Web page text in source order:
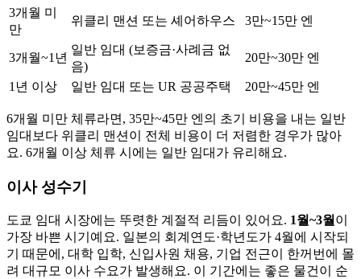
3개월 미
만
위클리 맨션 또는 셰어하우스 3만~15만 엔
3개월~1년
일반 임대 (보증금·사례금 없
음)
20만~30만 엔
1년 이상 일반 임대 또는 UR 공공주택 20만~45만 엔
6개월 미만 체류라면, 35만~45만 엔의 초기 비용을 내는 일반
임대보다 위클리 맨션이 전체 비용이 더 저렴한 경우가 많아
요. 6개월 이상 체류 시에는 일반 임대가 유리해요.
이사 성수기
도쿄 임대 시장에는 뚜렷한 계절적 리듬이 있어요. 1월~3월 이
가장 바쁜 시기예요. 일본의 회계연도·학년도가 4월에 시작되
기 때문에, 대학 입학, 신입사원 채용, 기업 전근이 한꺼번에 몰
려 대규모 이사 수요가 발생해요. 이 기간에는 좋은 물건이 순